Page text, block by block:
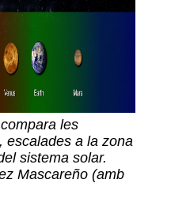
les
escalades a la zona
sistema solar.
Mascareño (amb